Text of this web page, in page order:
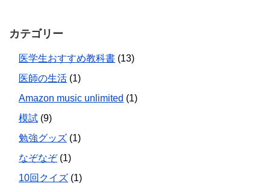
カテゴリー
医学生おすすめ教科書 (13)
医師の生活 (1)
Amazon music unlimited (1)
模試 (9)
勉強グッズ (1)
なぞなぞ(1)
10回クイズ (1)